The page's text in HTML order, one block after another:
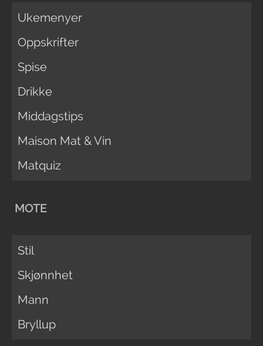
Ukemenyer
Oppskrifter
Spise
Drikke
Middagstips
Maison Mat & Vin
Matquiz
MOTE
Stil
Skjønnhet
Mann
Bryllup